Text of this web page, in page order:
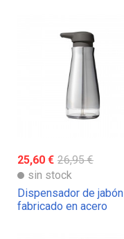
25,60 € 26,95 €
sin stock
Dispensador de jabón
fabricado en acero